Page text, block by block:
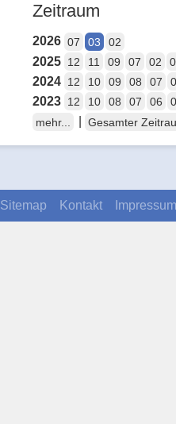
Zeitraum
2026 07 03 02
2025 12 11 09 07 02
2024 12 10 09 08 07
2023 12 10 08 07 06
mehr...
Gesamter
Sitemap Kontakt Impressum